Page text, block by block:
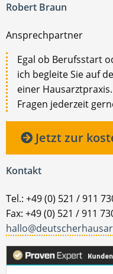
Robert Braun
Ansprechpartner
Egal ob Berufsstart
ich begleite Sie auf
einer
Fragen jederzeit
Jetzt zur
Kontakt
Tel.: +49 (0) 521 / 911
Fax: +49 (0) 521 / 911